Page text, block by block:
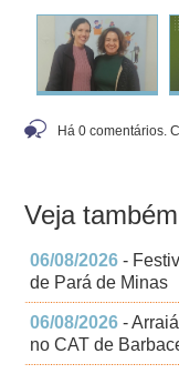
Há 0 comentários.
Veja também
06/08/2026 -
de Pará de Minas
06/08/2026 -
no CAT de